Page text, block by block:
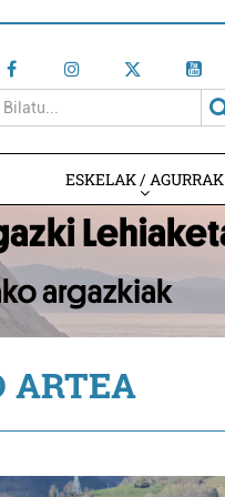
ESKELAK / AGURRAK
ARTEA